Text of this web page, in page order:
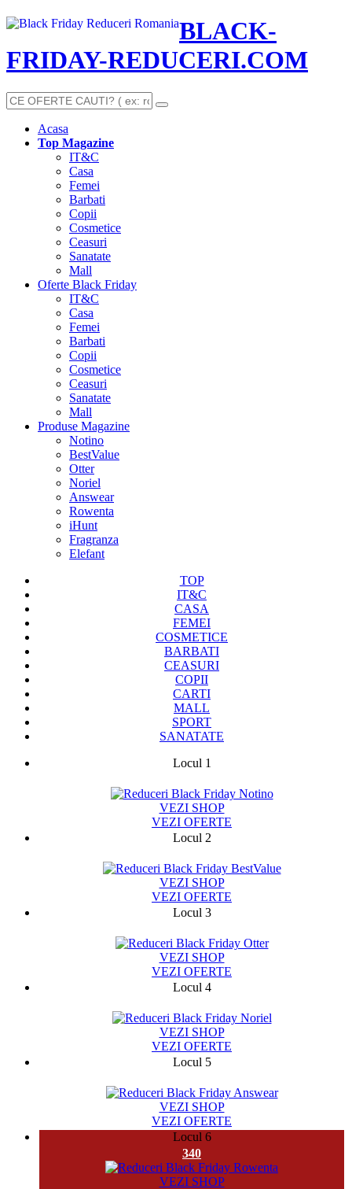
BLACK-
FRIDAY-REDUCERI.COM
Acasa
Top Magazine
IT&C
Casa
Femei
Barbati
Copii
Cosmetice
Ceasuri
Sanatate
Mall
Oferte Black Friday
IT&C
Casa
Femei
Barbati
Copii
Cosmetice
Ceasuri
Sanatate
Mall
Produse Magazine
Notino
BestValue
Otter
Noriel
Answear
Rowenta
iHunt
Fragranza
Elefant
TOP
IT&C
CASA
FEMEI
COSMETICE
BARBATI
CEASURI
COPII
CARTI
MALL
SPORT
SANATATE
Locul 1
VEZI SHOP
VEZI OFERTE
Locul 2
VEZI SHOP
VEZI OFERTE
Locul 3
VEZI SHOP
VEZI OFERTE
Locul 4
VEZI SHOP
VEZI OFERTE
Locul 5
VEZI SHOP
VEZI OFERTE
Locul 6
340
VEZI SHOP